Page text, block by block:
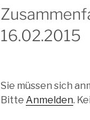
AM
16.02.2015
Sie müssen sich
Bitte Anmelden.